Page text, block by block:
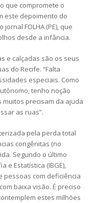
que compromete o
este depoimento do
FOLHA (PE), que
desde a infância.
e calçadas são os seus
do Recife. “Falta
especiais. Como
tenho noção
precisam da ajuda
as ruas”.
pela perda total
congênitas (no
Segundo o último
e Estatística (IBGE),
pessoas com deficiência
baixa visão. É preciso
estes milhões